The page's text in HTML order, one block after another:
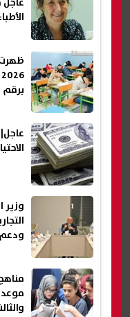
عاجل
ظهرت
وزير
ودعم
موعد